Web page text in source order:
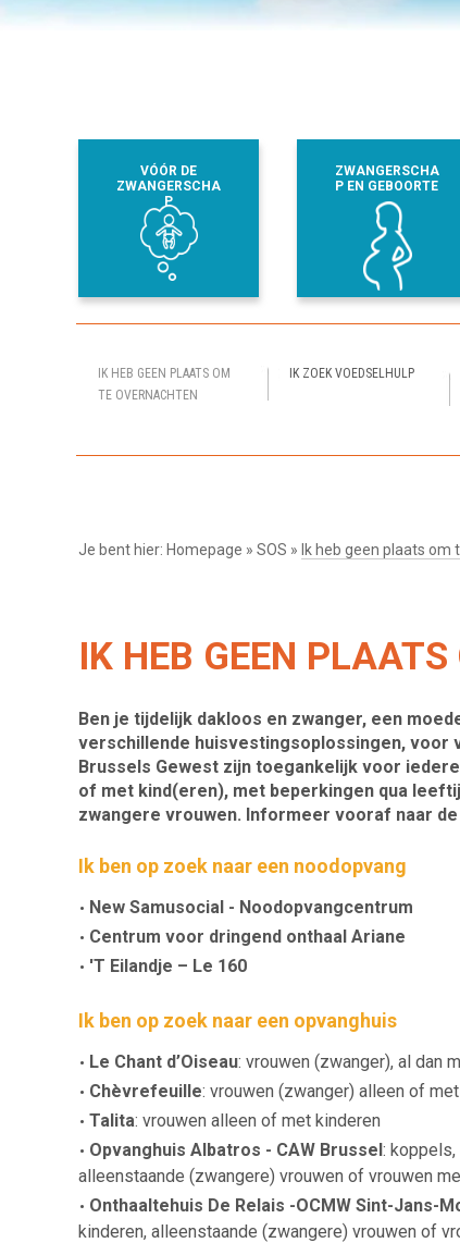
VÓÓR DE
ZWANGERSCHA
P
ZWANGERSCHA
P EN GEBOORTE
IK HEB GEEN PLAATS OM
TE OVERNACHTEN
IK ZOEK VOEDSELHULP
Je bent hier: Homepage » SOS » Ik heb geen plaats om
IK HEB GEEN
Ben je tijdelijk dakloos en zwanger, een
verschillende huisvestingsoplossingen, voor
Brussels Gewest zijn toegankelijk voor
of met kind(eren), met beperkingen qua
zwangere vrouwen. Informeer vooraf naar
Ik ben op zoek naar een noodopvang
New Samusocial - Noodopvangcentrum
Centrum voor dringend onthaal Ariane
'T Eilandje – Le 160
Ik ben op zoek naar een opvanghuis
Le Chant d’Oiseau: vrouwen (zwanger), al dan
Chèvrefeuille: vrouwen (zwanger) alleen of
Talita: vrouwen alleen of met kinderen
Opvanghuis Albatros - CAW Brussel: koppels,
alleenstaande (zwangere) vrouwen of vrouwen
Onthaaltehuis De Relais -OCMW Sint-Jans-
kinderen, alleenstaande (zwangere) vrouwen of